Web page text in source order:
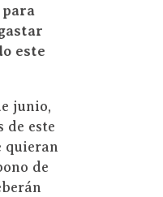
para
este
junio,
de este
quieran
de